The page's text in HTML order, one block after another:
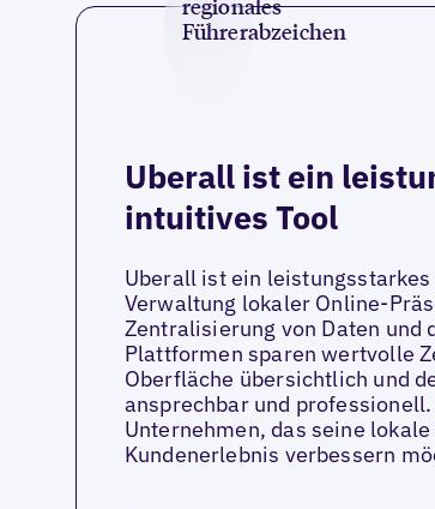
Uberall ist ein
intuitives Tool
Uberall ist ein
Verwaltung lokaler Online-
Zentralisierung von Daten und
Plattformen sparen wertvolle
Oberfläche übersichtlich und
ansprechbar und
Unternehmen, das seine
Kundenerlebnis verbessern